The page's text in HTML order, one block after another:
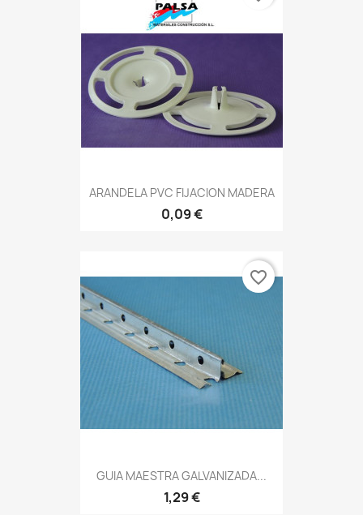
ARANDELA PVC FIJACION MADERA
0,09 €
GUIA MAESTRA GALVANIZADA...
1,29 €
favorite_border